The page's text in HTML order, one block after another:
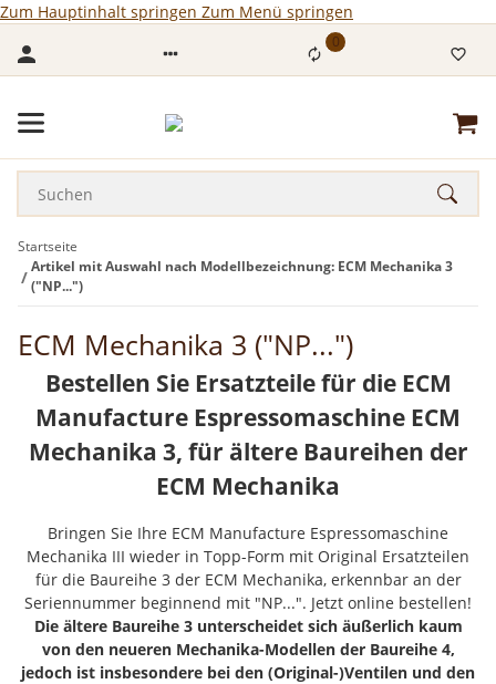
Zum Hauptinhalt springen Zum Menü springen
0
Startseite
Artikel mit Auswahl nach Modellbezeichnung: ECM Mechanika 3
("NP...")
ECM Mechanika 3 ("NP...")
Bestellen Sie Ersatzteile für die ECM
Manufacture Espressomaschine ECM
Mechanika 3, für ältere Baureihen der
ECM Mechanika
Bringen Sie Ihre ECM Manufacture Espressomaschine
Mechanika III wieder in Topp-Form mit Original Ersatzteilen
für die Baureihe 3 der ECM Mechanika, erkennbar an der
Seriennummer beginnend mit "NP...". Jetzt online bestellen!
Die ältere Baureihe 3 unterscheidet sich äußerlich kaum
von den neueren Mechanika-Modellen der Baureihe 4,
jedoch ist insbesondere bei den (Original-)Ventilen und den